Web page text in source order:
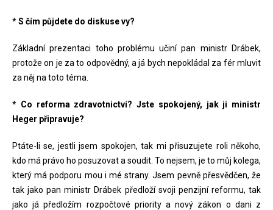
* S čím půjdete do diskuse vy?
Základní prezentaci toho problému učiní pan ministr Drábek,
protože on je za to odpovědný, a já bych nepokládal za fér mluvit
za něj na toto téma.
* Co reforma zdravotnictví? Jste spokojený, jak ji ministr
Heger připravuje?
Ptáte-li se, jestli jsem spokojen, tak mi přisuzujete roli někoho,
kdo má právo ho posuzovat a soudit. To nejsem, je to můj kolega,
který má podporu mou i mé strany. Jsem pevně přesvědčen, že
tak jako pan ministr Drábek předloží svoji penzijní reformu, tak
jako já předložím rozpočtové priority a nový zákon o dani z